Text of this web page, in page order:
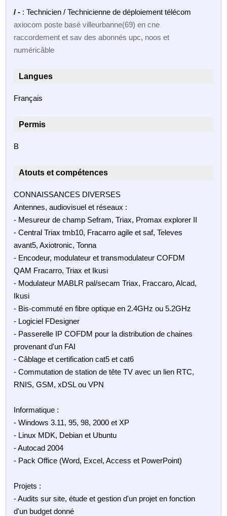
/ - : Technicien / Technicienne de déploiement télécom
axiocom poste basé villeurbanne(69) en cne
raccordement et sav des abonnés upc, noos et
numéricâble
Langues
Français
Permis
B
Atouts et compétences
CONNAISSANCES DIVERSES
Antennes, audiovisuel et réseaux :
- Mesureur de champ Sefram, Triax, Promax explorer II
- Central Triax tmb10, Fracarro agile et saf, Televes
avant5, Axiotronic, Tonna
- Encodeur, modulateur et transmodulateur COFDM
QAM Fracarro, Triax et Ikusi
- Modulateur MABLR pal/secam Triax, Fraccaro, Alcad,
Ikusi
- Bis-commuté en fibre optique en 2.4GHz ou 5.2GHz
- Logiciel FDesigner
- Passerelle IP COFDM pour la distribution de chaines
provenant d'un FAI
- Câblage et certification cat5 et cat6
- Commutation de station de tête TV avec un lien RTC,
RNIS, GSM, xDSL ou VPN
Informatique :
- Windows 3.11, 95, 98, 2000 et XP
- Linux MDK, Debian et Ubuntu
- Autocad 2004
- Pack Office (Word, Excel, Access et PowerPoint)
Projets :
- Audits sur site, étude et gestion d'un projet en fonction
d'un budget donné